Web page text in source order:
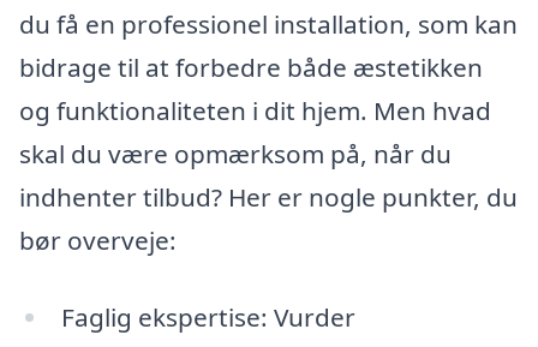
du få en professionel installation, som kan
bidrage til at forbedre både æstetikken
og funktionaliteten i dit hjem. Men hvad
skal du være opmærksom på, når du
indhenter tilbud? Her er nogle punkter, du
bør overveje:
Faglig ekspertise: Vurder